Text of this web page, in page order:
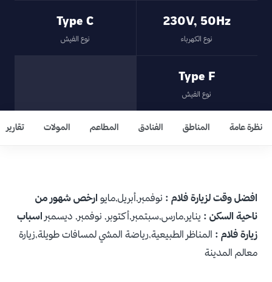
230V, 50Hz
نوع الكهرباء
Type C
نوع الفيش
Type F
نوع الفيش
نظرة عامة المناطق الفنادق المطاعم المولات تقارير
افضل وقت لزيارة فلام : نوفمبر,أبريل,مايو ارخص شهور من
ناحية السكن : يناير,مارس,سبتمبر,أكتوبر, نوفمبر, ديسمبر اسباب
زيارة فلام : المناظر الطبيعية,رياضة المشي لمسافات طويلة,زيارة
معالم المدينة